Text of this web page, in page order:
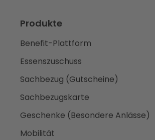
Produkte
Benefit-Plattform
Essenszuschuss
Sachbezug (Gutscheine)
Sachbezugskarte
Geschenke (Besondere Anlässe)
Mobilität